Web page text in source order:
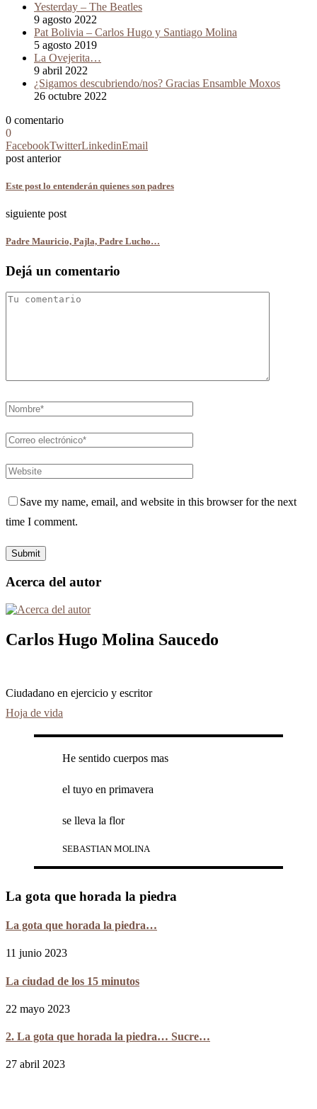
Yesterday – The Beatles
9 agosto 2022
Pat Bolivia – Carlos Hugo y Santiago Molina
5 agosto 2019
La Ovejerita…
9 abril 2022
¿Sigamos descubriendo/nos? Gracias Ensamble Moxos
26 octubre 2022
0 comentario
0
FacebookTwitterLinkedinEmail
post anterior
Este post lo entenderán quienes son padres
siguiente post
Padre Mauricio, Pajla, Padre Lucho…
Dejá un comentario
Save my name, email, and website in this browser for the next
time I comment.
Acerca del autor
Carlos Hugo Molina Saucedo
Ciudadano en ejercicio y escritor
Hoja de vida
He sentido cuerpos mas
el tuyo en primavera
se lleva la flor
SEBASTIAN MOLINA
La gota que horada la piedra
La gota que horada la piedra…
11 junio 2023
La ciudad de los 15 minutos
22 mayo 2023
2. La gota que horada la piedra… Sucre…
27 abril 2023